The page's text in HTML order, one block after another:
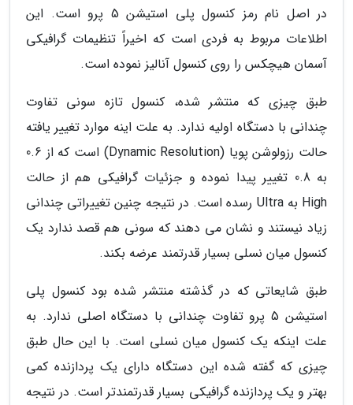
در اصل نام رمز کنسول پلی استیشن 5 پرو است. این
اطلاعات مربوط به فردی است که اخیراً تنظیمات گرافیکی
آسمان هیچکس را روی کنسول آنالیز نموده است.
طبق چیزی که منتشر شده، کنسول تازه سونی تفاوت
چندانی با دستگاه اولیه ندارد. به علت اینه موارد تغییر یافته
حالت رزولوشن پویا (Dynamic Resolution) است که از 0.6
به 0.8 تغییر پیدا نموده و جزئیات گرافیکی هم از حالت
High به Ultra رسده است. در نتیجه چنین تغییراتی چندانی
زیاد نیستند و نشان می دهند که سونی هم قصد ندارد یک
کنسول میان نسلی بسیار قدرتمند عرضه بکند.
طبق شایعاتی که در گذشته منتشر شده بود کنسول پلی
استیشن 5 پرو تفاوت چندانی با دستگاه اصلی ندارد. به
علت اینکه یک کنسول میان نسلی است. با این حال طبق
چیزی که گفته شده این دستگاه دارای یک پردازنده کمی
بهتر و یک پردازنده گرافیکی بسیار قدرتمندتر است. در نتیجه